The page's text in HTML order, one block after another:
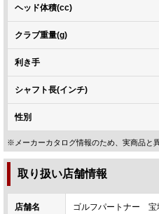
ヘッド体積(cc)
クラブ重量(g)
利き手
シャフト長(インチ)
性別
※メーカーカタログ情報のため、実商品と
取り扱い店舗情報
店舗名 ゴルフパートナー 宝